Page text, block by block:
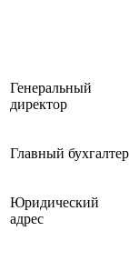
Генеральный
директор
Главный бухгалтер
Юридический
адрес